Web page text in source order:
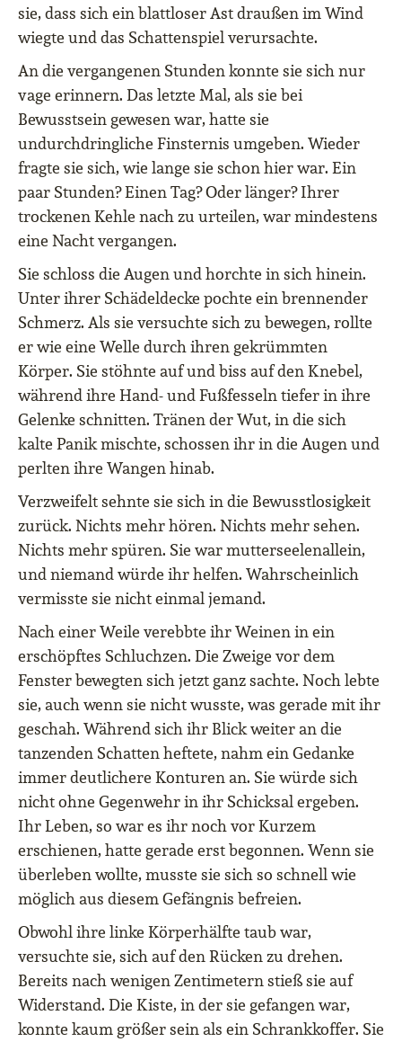
sie, dass sich ein blattloser Ast draußen im Wind
wiegte und das Schattenspiel verursachte.
An die vergangenen Stunden konnte sie sich nur
vage erinnern. Das letzte Mal, als sie bei
Bewusstsein gewesen war, hatte sie
undurchdringliche Finsternis umgeben. Wieder
fragte sie sich, wie lange sie schon hier war. Ein
paar Stunden? Einen Tag? Oder länger? Ihrer
trockenen Kehle nach zu urteilen, war mindestens
eine Nacht vergangen.
Sie schloss die Augen und horchte in sich hinein.
Unter ihrer Schädeldecke pochte ein brennender
Schmerz. Als sie versuchte sich zu bewegen, rollte
er wie eine Welle durch ihren gekrümmten
Körper. Sie stöhnte auf und biss auf den Knebel,
während ihre Hand- und Fußfesseln tiefer in ihre
Gelenke schnitten. Tränen der Wut, in die sich
kalte Panik mischte, schossen ihr in die Augen und
perlten ihre Wangen hinab.
Verzweifelt sehnte sie sich in die Bewusstlosigkeit
zurück. Nichts mehr hören. Nichts mehr sehen.
Nichts mehr spüren. Sie war mutterseelenallein,
und niemand würde ihr helfen. Wahrscheinlich
vermisste sie nicht einmal jemand.
Nach einer Weile verebbte ihr Weinen in ein
erschöpftes Schluchzen. Die Zweige vor dem
Fenster bewegten sich jetzt ganz sachte. Noch lebte
sie, auch wenn sie nicht wusste, was gerade mit ihr
geschah. Während sich ihr Blick weiter an die
tanzenden Schatten heftete, nahm ein Gedanke
immer deutlichere Konturen an. Sie würde sich
nicht ohne Gegenwehr in ihr Schicksal ergeben.
Ihr Leben, so war es ihr noch vor Kurzem
erschienen, hatte gerade erst begonnen. Wenn sie
überleben wollte, musste sie sich so schnell wie
möglich aus diesem Gefängnis befreien.
Obwohl ihre linke Körperhälfte taub war,
versuchte sie, sich auf den Rücken zu drehen.
Bereits nach wenigen Zentimetern stieß sie auf
Widerstand. Die Kiste, in der sie gefangen war,
konnte kaum größer sein als ein Schrankkoffer. Sie